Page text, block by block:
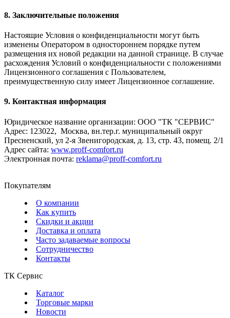
8. Заключительные положения
Настоящие Условия о конфиденциальности могут быть
изменены Оператором в одностороннем порядке путем
размещения их новой редакции на данной странице. В случае
расхождения Условий о конфиденциальности с положениями
Лицензионного соглашения с Пользователем,
преимущественную силу имеет Лицензионное соглашение.
9. Контактная информация
Юридическое название организации: ООО "ТК "СЕРВИС"
Адрес: 123022, Москва, вн.тер.г. муниципальный округ
Пресненский, ул 2-я Звенигородская, д. 13, стр. 43, помещ. 2/1
Адрес сайта: www.proff-comfort.ru
Электронная почта: reklama@proff-comfort.ru
Покупателям
О компании
Как купить
Скидки и акции
Доставка и оплата
Часто задаваемые вопросы
Сотрудничество
Контакты
ТК Сервис
Каталог
Торговые марки
Новости